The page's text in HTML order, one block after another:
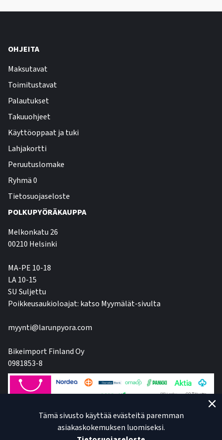
OHJEITA
Maksutavat
Toimitustavat
Palautukset
Takuuohjeet
Käyttöoppaat ja tuki
Lahjakortti
Peruutuslomake
Ryhmä 0
Tietosuojaseloste
POLKUPYÖRÄKAUPPA
Melkonkatu 26
00210 Helsinki
MA-PE 10-18
LA 10-15
SU Suljettu
Poikkeusaukioloajat: katso Myymälät-sivulta
myynti@larunpyora.com
Bikeimport Finland Oy
0981853-8
Tämä sivusto käyttää evästeitä paremman
asiakaskokemuksen luomiseksi.